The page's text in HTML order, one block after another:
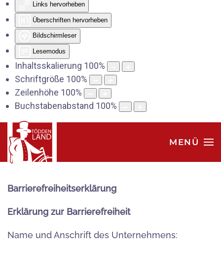
Links hervorheben
Überschriften hervorheben
Bildschirmleser
Lesemodus
Inhaltsskalierung 100%
Schriftgröße 100%
Zeilenhöhe 100%
Buchstabenabstand 100%
MENÜ
Barrierefreiheitserklärung
Erklärung zur Barrierefreiheit
Name und Anschrift des Unternehmens: